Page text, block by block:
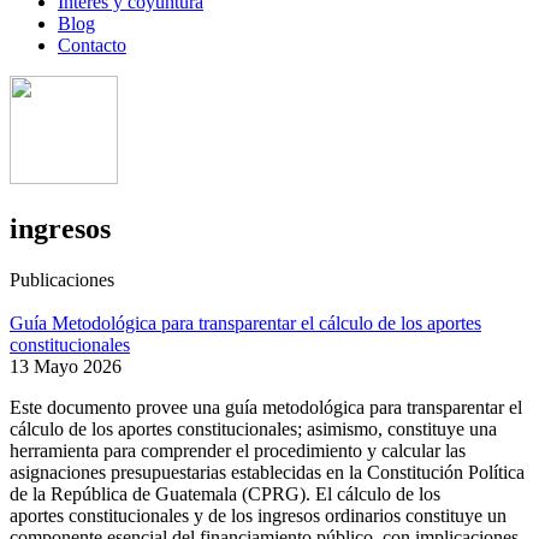
Blog
Contacto
ingresos
Publicaciones
Guía Metodológica para transparentar el cálculo de los aportes
constitucionales
13 Mayo 2026
Este documento provee una guía metodológica para transparentar el
cálculo de los aportes constitucionales; asimismo, constituye una
herramienta para comprender el procedimiento y calcular las
asignaciones presupuestarias establecidas en la Constitución Política
de la República de Guatemala (CPRG). El cálculo de los
aportes constitucionales y de los ingresos ordinarios constituye un